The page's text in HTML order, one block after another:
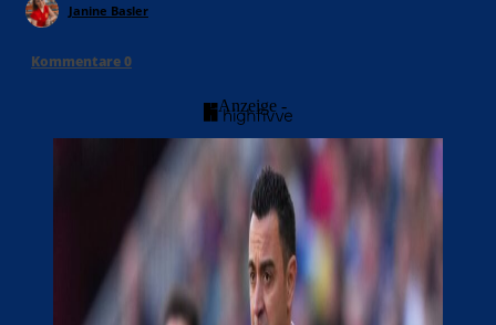
Janine Basler
Kommentare0
- Anzeige -